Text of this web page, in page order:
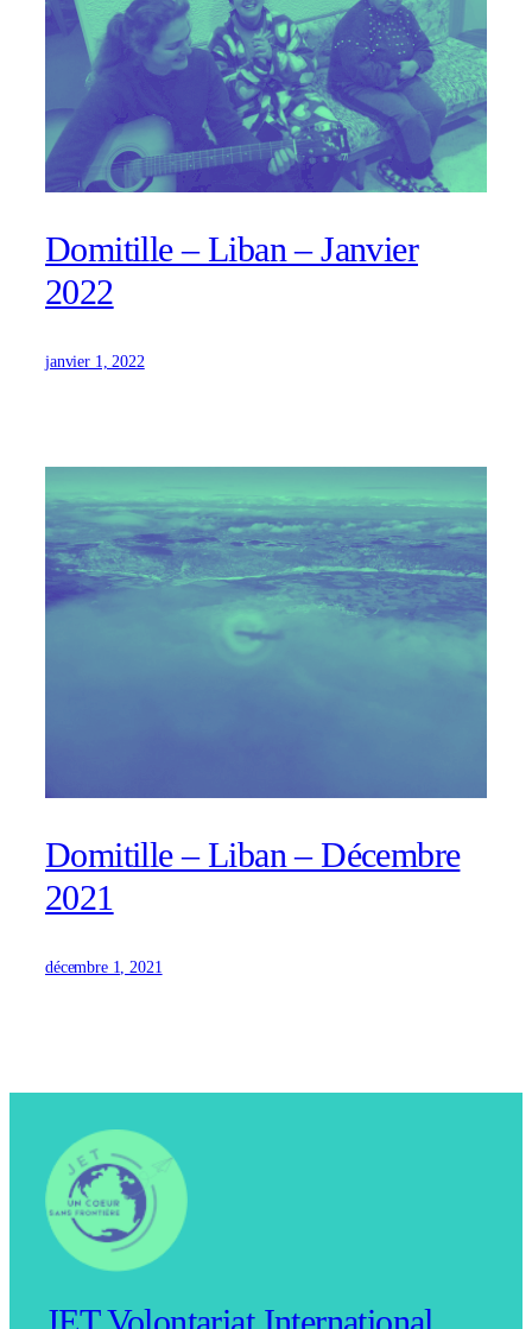
Domitille – Liban – Janvier
2022
janvier 1, 2022
Domitille – Liban – Décembre
2021
décembre 1, 2021